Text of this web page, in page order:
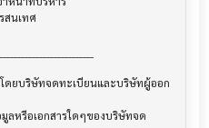
ดยบริษัทจดทะเบียนและบริษัทผู้ออก
ลหรือเอกสารใดๆของบริษัทจด